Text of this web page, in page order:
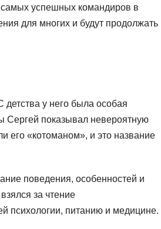
самых успешных командиров в
для многих и будут продолжать
у него была особая
Сергей показывал невероятную
его «котоманом», и это название
поведения, особенностей и
за чтение
психологии, питанию и медицине.